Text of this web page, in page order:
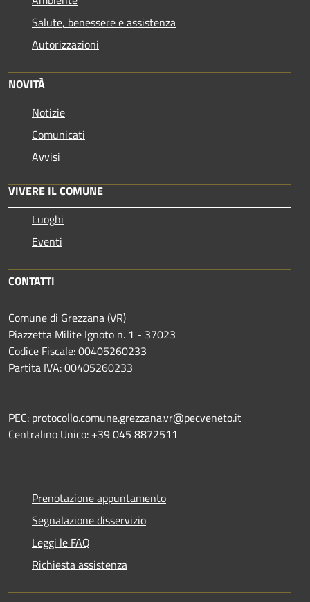
Salute, benessere e assistenza
Autorizzazioni
NOVITÀ
Notizie
Comunicati
Avvisi
VIVERE IL COMUNE
Luoghi
Eventi
CONTATTI
Comune di Grezzana (VR)
Piazzetta Milite Ignoto n. 1 - 37023
Codice Fiscale: 00405260233
Partita IVA: 00405260233
PEC: protocollo.comune.grezzana.vr@pecveneto.it
Centralino Unico: +39 045 8872511
Prenotazione appuntamento
Segnalazione disservizio
Leggi le FAQ
Richiesta assistenza